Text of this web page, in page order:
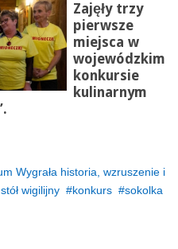
Zajęły trzy
pierwsze
miejsca w
wojewódzkim
konkursie
kulinarnym
Wygrała historia, wzruszenie i
wigilijny konkurs
sokolka